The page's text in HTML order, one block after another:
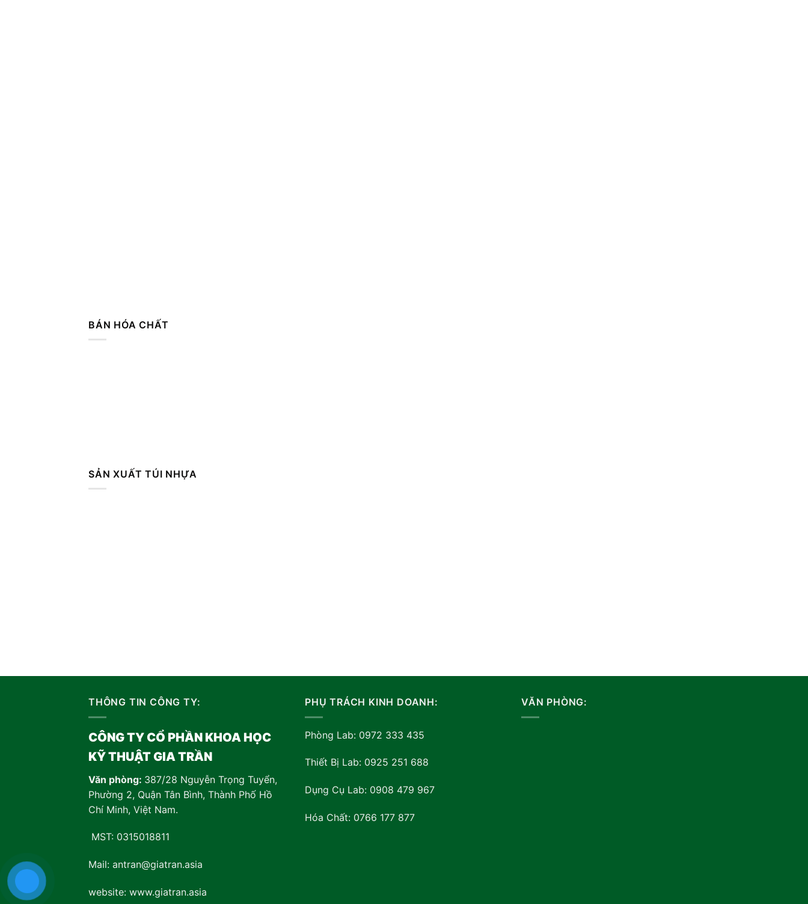
BÁN HÓA CHẤT
SẢN XUẤT TÚI NHỰA
THÔNG TIN CÔNG TY:
CÔNG TY CỔ PHẦN KHOA HỌC
KỸ THUẬT GIA TRẦN
Văn phòng: 387/28 Nguyễn Trọng Tuyển,
Phường 2, Quận Tân Bình, Thành Phố Hồ
Chí Minh, Việt Nam.
MST: 0315018811
Mail: antran@giatran.asia
website: www.giatran.asia
PHỤ TRÁCH KINH DOANH:
Phòng Lab: 0972 333 435
Thiết Bị Lab: 0925 251 688
Dụng Cụ Lab: 0908 479 967
Hóa Chất: 0766 177 877
VĂN PHÒNG: